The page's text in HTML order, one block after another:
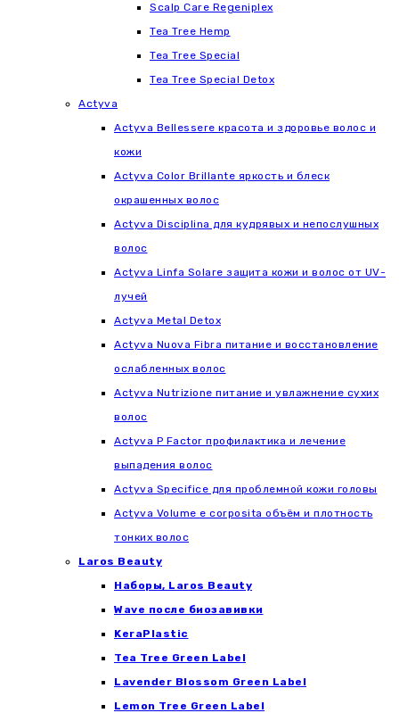
Scalp Care Regeniplex
Tea Tree Hemp
Tea Tree Special
Tea Tree Special Detox
Actyva
Actyva Bellessere красота и здоровье волос и
кожи
Actyva Color Brillante яркость и блеск
окрашенных волос
Actyva Disciplina для кудрявых и непослушных
волос
Actyva Linfa Solare защита кожи и волос от UV-
лучей
Actyva Metal Detox
Actyva Nuova Fibra питание и восстановление
ослабленных волос
Actyva Nutrizione питание и увлажнение сухих
волос
Actyva P Factor профилактика и лечение
выпадения волос
Actyva Specifice для проблемной кожи головы
Actyva Volume e corposita объём и плотность
тонких волос
Laros Beauty
Наборы, Laros Beauty
Wave после биозавивки
KeraPlastic
Tea Tree Green Label
Lavender Blossom Green Label
Lemon Tree Green Label